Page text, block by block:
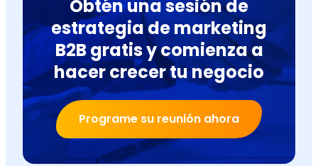
Obtén una sesión de
estrategia de marketing
B2B gratis y comienza a
hacer crecer tu negocio
Programe su reunión ahora